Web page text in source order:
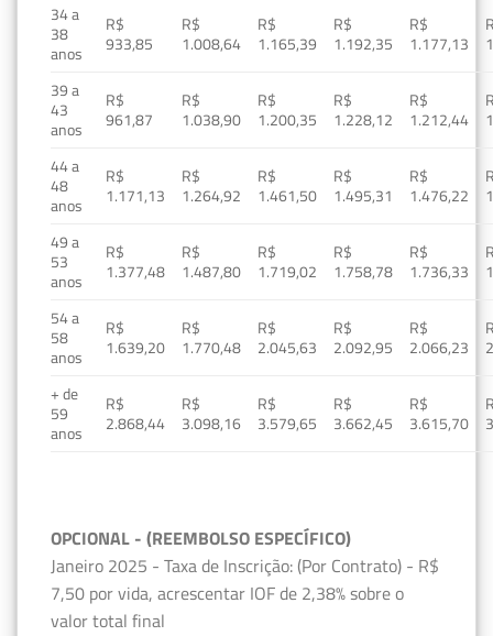
34 a
38
anos
R$
933,85
R$
1.008,64
R$
1.165,39
R$
1.192,35
R$
1.177,13
39 a
43
anos
R$
961,87
R$
1.038,90
R$
1.200,35
R$
1.228,12
R$
1.212,44
44 a
48
anos
R$
1.171,13
R$
1.264,92
R$
1.461,50
R$
1.495,31
R$
1.476,22
49 a
53
anos
R$
1.377,48
R$
1.487,80
R$
1.719,02
R$
1.758,78
R$
1.736,33
54 a
58
anos
R$
1.639,20
R$
1.770,48
R$
2.045,63
R$
2.092,95
R$
2.066,23
+ de
59
anos
R$
2.868,44
R$
3.098,16
R$
3.579,65
R$
3.662,45
R$
3.615,70
OPCIONAL - (REEMBOLSO ESPECÍFICO)
Janeiro 2025 - Taxa de Inscrição: (Por Contrato) - R$
7,50 por vida, acrescentar IOF de 2,38% sobre o
valor total final